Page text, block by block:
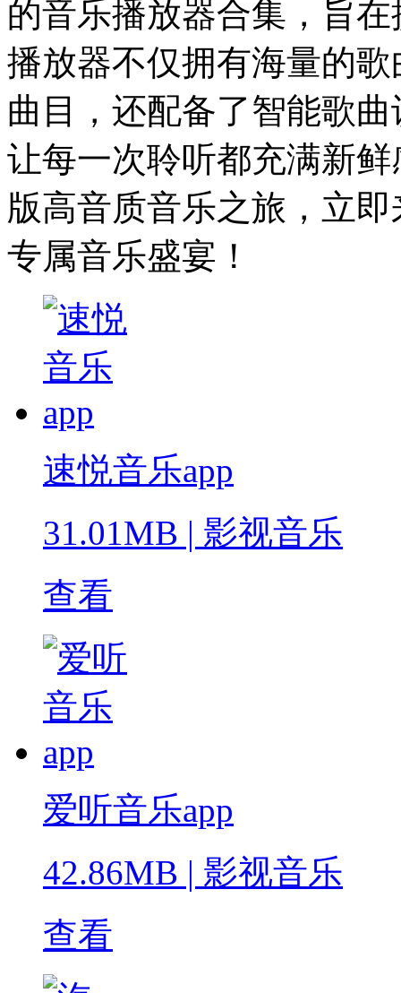
的音乐播放器合集，旨
播放器不仅拥有海量的
曲目，还配备了智能歌
让每一次聆听都充满新
版高音质音乐之旅，立
专属音乐盛宴！
速悦音乐app
31.01MB | 影视音乐
查看
爱听音乐app
42.86MB | 影视音乐
查看